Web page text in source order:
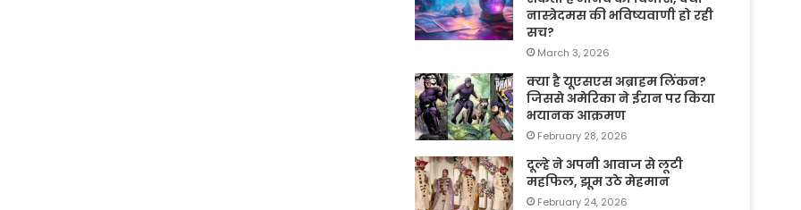
नास्त्रेदमस की भविष्यवाणी हो रही
सच?
March 3, 2026
क्या है यूएसएस अब्राहम लिंकन?
जिससे अमेरिका ने ईरान पर किया
भयानक आक्रमण
February 28, 2026
दूल्हे ने अपनी आवाज से लूटी
महफिल, झूम उठे मेहमान
February 24, 2026